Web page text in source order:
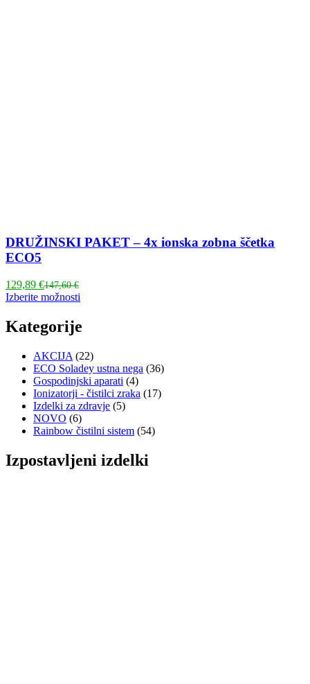
DRUŽINSKI PAKET – 4x ionska zobna ščetka
ECO5
129,89 €Trenutna
cena
129,89 €.
147,60€Izvirna
cena
147,60 €.
Izberite možnosti
več
Možnosti
lahko
izberete
na
strani
izdelka
Kategorije
AKCIJA (22)
ECO Soladey ustna nega (36)
Gospodinjski aparati (4)
Ionizatorji - čistilci zraka (17)
Izdelki za zdravje (5)
NOVO (6)
Rainbow čistilni sistem (54)
Izpostavljeni izdelki